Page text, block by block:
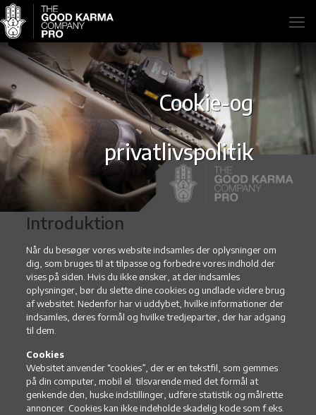
Cookie-og
privatlivspolitik
Introduktion
Når du besøger vores website indsamles der oplysninger om
dig, som bruges til at tilpasse og forbedre vores indhold der
vises på siden. Hvis du ikke ønsker, at der indsamles
oplysninger, bør du slette dine cookies og undlade videre brug
af websitet. Nedenfor har vi uddybet, hvilke informationer der
indsamles, deres formål og hvilke tredjeparter, der har adgang
til dem.
Cookies
Websitet anvender “cookies”, der er en tekstfil, som gemmes
på din computer, mobil el. tilsvarende med det formål at
genkende den, huske indstillinger, udføre statistik og målrette
annoncer. Cookies kan ikke indeholde skadelig kode som f.eks.